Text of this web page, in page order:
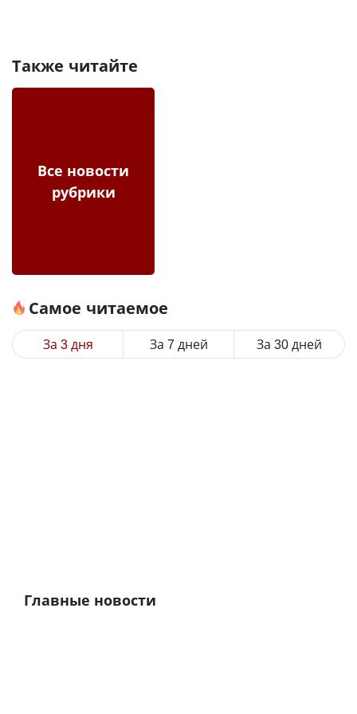
Также читайте
Все новости
рубрики
Самое читаемое
За 3 дня За 7 дней За 30 дней
Главные новости